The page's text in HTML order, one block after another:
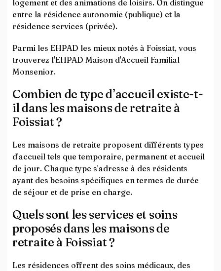
logement et des animations de loisirs. On distingue
entre la résidence autonomie (publique) et la
résidence services (privée).
Parmi les EHPAD les mieux notés à Foissiat, vous
trouverez l'EHPAD Maison d'Accueil Familial
Monsenior.
Combien de type d’accueil existe-t-
il dans les maisons de retraite à
Foissiat ?
Les maisons de retraite proposent différents types
d'accueil tels que temporaire, permanent et accueil
de jour. Chaque type s'adresse à des résidents
ayant des besoins spécifiques en termes de durée
de séjour et de prise en charge.
Quels sont les services et soins
proposés dans les maisons de
retraite à Foissiat ?
Les résidences offrent des soins médicaux, des